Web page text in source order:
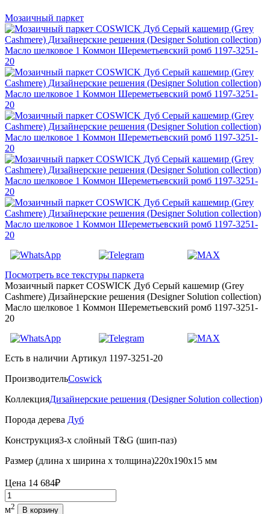
Мозаичный паркет
Посмотреть все текстуры паркета
Мозаичный паркет COSWICK Дуб Серый кашемир (Grey
Cashmere) Дизайнерские решения (Designer Solution collection)
Масло шелковое 1 Коммон Шереметьевский ромб 1197-3251-
20
Есть в наличии Артикул 1197-3251-20
ПроизводительCoswick
КоллекцияДизайнерские решения (Designer Solution collection)
Порода дерева Дуб
Конструкция3-х слойный T&G (шип-паз)
Размер (длина х ширина х толщина)220х190х15 мм
Цена 14 684₽
Количество
м2 В корзину